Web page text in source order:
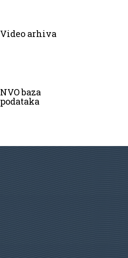
Video arhiva
NVO baza
podataka